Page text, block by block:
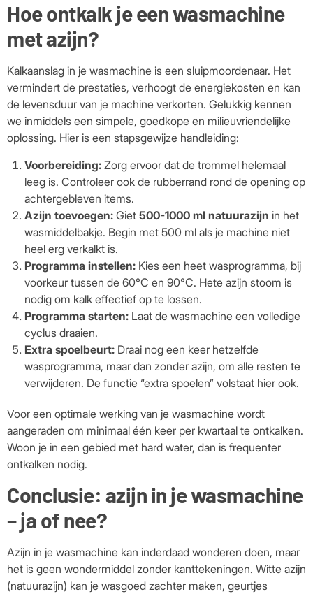
Hoe ontkalk je een wasmachine
met azijn?
Kalkaanslag in je wasmachine is een sluipmoordenaar. Het
vermindert de prestaties, verhoogt de energiekosten en kan
de levensduur van je machine verkorten. Gelukkig kennen
we inmiddels een simpele, goedkope en milieuvriendelijke
oplossing. Hier is een stapsgewijze handleiding:
Voorbereiding: Zorg ervoor dat de trommel helemaal
leeg is. Controleer ook de rubberrand rond de opening op
achtergebleven items.
Azijn toevoegen: Giet 500-1000 ml natuurazijn in het
wasmiddelbakje. Begin met 500 ml als je machine niet
heel erg verkalkt is.
Programma instellen: Kies een heet wasprogramma, bij
voorkeur tussen de 60°C en 90°C. Hete azijn stoom is
nodig om kalk effectief op te lossen.
Programma starten: Laat de wasmachine een volledige
cyclus draaien.
Extra spoelbeurt: Draai nog een keer hetzelfde
wasprogramma, maar dan zonder azijn, om alle resten te
verwijderen. De functie “extra spoelen” volstaat hier ook.
Voor een optimale werking van je wasmachine wordt
aangeraden om minimaal één keer per kwartaal te ontkalken.
Woon je in een gebied met hard water, dan is frequenter
ontkalken nodig.
Conclusie: azijn in je wasmachine
– ja of nee?
Azijn in je wasmachine kan inderdaad wonderen doen, maar
het is geen wondermiddel zonder kanttekeningen. Witte azijn
(natuurazijn) kan je wasgoed zachter maken, geurtjes